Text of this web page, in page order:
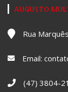
AUGUSTO
Rua
Email:
(47) 3804-